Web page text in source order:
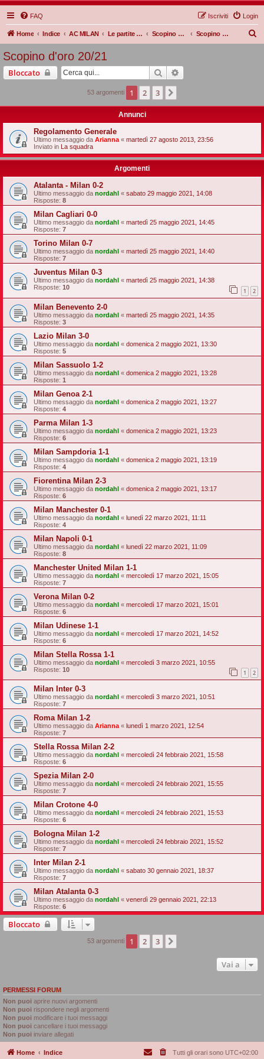
FAQ Login
Iscriviti
Home Indice AC MILAN Le partite Rossonere Scopino d'oro Scopino d'oro 20/21
Scopino d'oro 20/21
Bloccato Cerca
53 argomenti 1 2 3
Annunci
Regolamento Generale
Ultimo messaggio da Arianna « martedì 27 agosto 2013, 23:56
Inviato in La squadra
Argomenti
Atalanta - Milan 0-2
Ultimo messaggio da nordahl « sabato 29 maggio 2021, 14:08
Risposte: 8
Milan Cagliari 0-0
Ultimo messaggio da nordahl « martedì 25 maggio 2021, 14:45
Risposte: 7
Torino Milan 0-7
Ultimo messaggio da nordahl « martedì 25 maggio 2021, 14:40
Risposte: 7
Juventus Milan 0-3
Ultimo messaggio da nordahl « martedì 25 maggio 2021, 14:38
Risposte: 10 1 2
Milan Benevento 2-0
Ultimo messaggio da nordahl « martedì 25 maggio 2021, 14:35
Risposte: 3
Lazio Milan 3-0
Ultimo messaggio da nordahl « domenica 2 maggio 2021, 13:30
Risposte: 5
Milan Sassuolo 1-2
Ultimo messaggio da nordahl « domenica 2 maggio 2021, 13:28
Risposte: 1
Milan Genoa 2-1
Ultimo messaggio da nordahl « domenica 2 maggio 2021, 13:27
Risposte: 4
Parma Milan 1-3
Ultimo messaggio da nordahl « domenica 2 maggio 2021, 13:23
Risposte: 6
Milan Sampdoria 1-1
Ultimo messaggio da nordahl « domenica 2 maggio 2021, 13:19
Risposte: 4
Fiorentina Milan 2-3
Ultimo messaggio da nordahl « domenica 2 maggio 2021, 13:17
Risposte: 6
Milan Manchester 0-1
Ultimo messaggio da nordahl « lunedì 22 marzo 2021, 11:11
Risposte: 4
Milan Napoli 0-1
Ultimo messaggio da nordahl « lunedì 22 marzo 2021, 11:09
Risposte: 8
Manchester United Milan 1-1
Ultimo messaggio da nordahl « mercoledì 17 marzo 2021, 15:05
Risposte: 7
Verona Milan 0-2
Ultimo messaggio da nordahl « mercoledì 17 marzo 2021, 15:01
Risposte: 6
Milan Udinese 1-1
Ultimo messaggio da nordahl « mercoledì 17 marzo 2021, 14:52
Risposte: 6
Milan Stella Rossa 1-1
Ultimo messaggio da nordahl « mercoledì 3 marzo 2021, 10:55
Risposte: 10 1 2
Milan Inter 0-3
Ultimo messaggio da nordahl « mercoledì 3 marzo 2021, 10:51
Risposte: 7
Roma Milan 1-2
Ultimo messaggio da Arianna « lunedì 1 marzo 2021, 12:54
Risposte: 7
Stella Rossa Milan 2-2
Ultimo messaggio da nordahl « mercoledì 24 febbraio 2021, 15:58
Risposte: 6
Spezia Milan 2-0
Ultimo messaggio da nordahl « mercoledì 24 febbraio 2021, 15:55
Risposte: 7
Milan Crotone 4-0
Ultimo messaggio da nordahl « mercoledì 24 febbraio 2021, 15:53
Risposte: 6
Bologna Milan 1-2
Ultimo messaggio da nordahl « mercoledì 24 febbraio 2021, 15:52
Risposte: 7
Inter Milan 2-1
Ultimo messaggio da nordahl « sabato 30 gennaio 2021, 18:37
Risposte: 7
Milan Atalanta 0-3
Ultimo messaggio da nordahl « venerdì 29 gennaio 2021, 22:13
Risposte: 6
Bloccato
53 argomenti 1 2 3
Vai a
PERMESSI FORUM
Non puoi aprire nuovi argomenti
Non puoi rispondere negli argomenti
Non puoi modificare i tuoi messaggi
Non puoi cancellare i tuoi messaggi
Non puoi inviare allegati
Home Indice Tutti gli orari sono UTC+02:00